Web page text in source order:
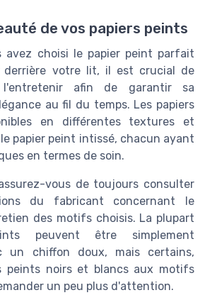
de vos papiers peints
avez choisi le papier peint parfait
derrière votre lit, il est crucial de
l'entretenir afin de garantir sa
au fil du temps. Les papiers
en différentes textures et
papier peint intissé, chacun ayant
en termes de soin.
vous de toujours consulter
du fabricant concernant le
des motifs choisis. La plupart
peuvent être simplement
un chiffon doux, mais certains,
peints noirs et blancs aux motifs
un peu plus d'attention.